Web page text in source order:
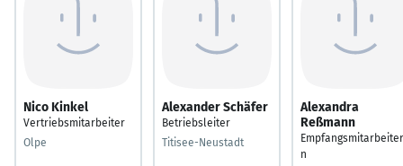
Nico Kinkel
Vertriebsmitarbeiter
Olpe
Alexander Schäfer
Betriebsleiter
Titisee-Neustadt
Alexandra
Reßmann
n